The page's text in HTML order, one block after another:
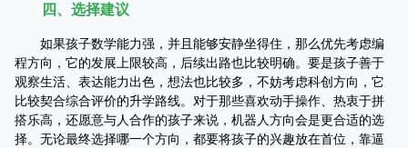
四、选择建议
如果孩子数学能力强，并且能够安静坐得住，那么优先考虑编
程方向，它的发展上限较高，后续出路也比较明确。要是孩子善于
观察生活、表达能力出色，想法也比较多，不妨考虑科创方向，它
比较契合综合评价的升学路线。对于那些喜欢动手操作、热衷于拼
搭乐高，还愿意与人合作的孩子来说，机器人方向会是更合适的选
择。无论最终选择哪一个方向，都要将孩子的兴趣放在首位，靠逼